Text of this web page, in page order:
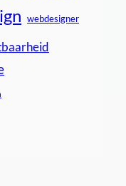
webdesigner